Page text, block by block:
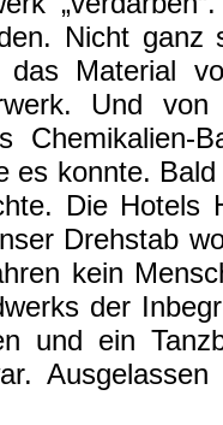
Nicht ganz
Material
Und
es konnte.
Die Hotels
Drehstab
kein
der
und ein